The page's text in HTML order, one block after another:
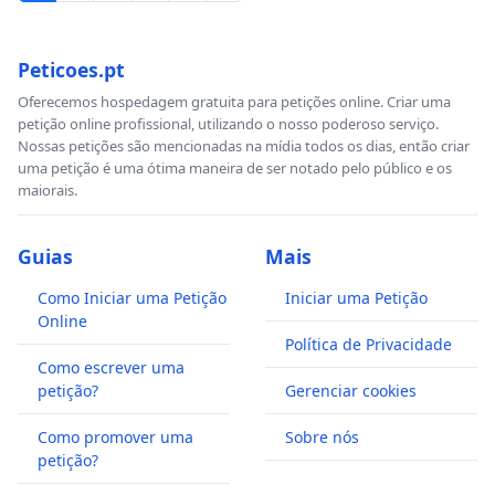
Peticoes.pt
Oferecemos hospedagem gratuita para petições online. Criar uma
petição online profissional, utilizando o nosso poderoso serviço.
Nossas petições são mencionadas na mídia todos os dias, então criar
uma petição é uma ótima maneira de ser notado pelo público e os
maiorais.
Guias
Como Iniciar uma Petição
Online
Como escrever uma
petição?
Como promover uma
petição?
Mais
Iniciar uma Petição
Política de Privacidade
Gerenciar cookies
Sobre nós